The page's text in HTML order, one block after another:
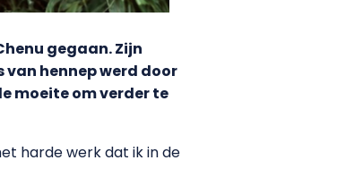
gegaan. Zijn
hennep werd door
moeite om verder te
harde werk dat ik in de